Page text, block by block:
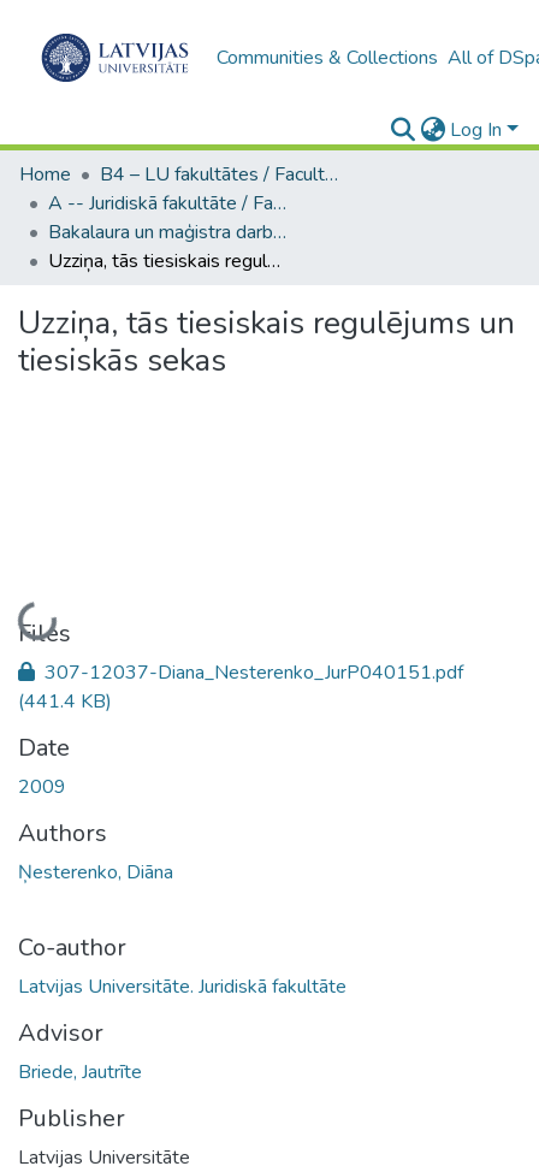
Communities & Collections All of
Log In
Home
B4 – LU fakultātes / Faculties of the UL
A -- Juridiskā fakultāte / Faculty of Law
Bakalaura un maģistra darbi (JF) / Bachelor's and Master's theses
Uzziņa, tās tiesiskais regulējums un tiesiskās sekas
Uzziņa, tās tiesiskais regulējums un
tiesiskās sekas
Loading...
Files
307-12037-Diana_Nesterenko_JurP040151.pdf
(441.4 KB)
Date
2009
Authors
Ņesterenko, Diāna
Co-author
Latvijas Universitāte. Juridiskā fakultāte
Advisor
Briede, Jautrīte
Publisher
Latvijas Universitāte